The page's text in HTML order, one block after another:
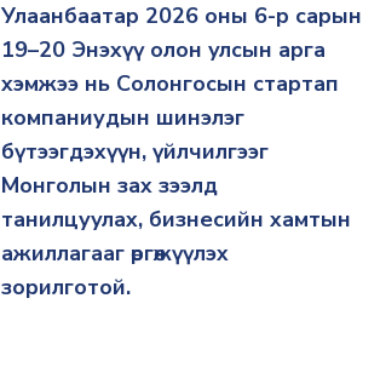
Улаанбаатар 2026 оны 6-р сарын
19–20 Энэхүү олон улсын арга
хэмжээ нь Солонгосын стартап
компаниудын шинэлэг
бүтээгдэхүүн, үйлчилгээг
Монголын зах зээлд
танилцуулах, бизнесийн хамтын
ажиллагааг өргөжүүлэх
зорилготой.